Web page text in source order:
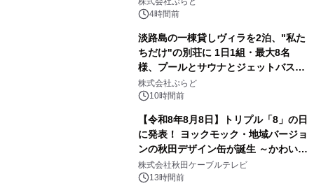
得な素泊まり連泊プランで
4時間前
淡路島の一棟貸しヴィラを2泊、"私た
ちだけ"の別荘に 1日1組・最大8名
様、プールとサウナとジェットバス付
きで Villa Mon Temps AWAJIの連泊
素泊りプラン
株式会社ぷらど
10時間前
【令和8年8月8日】トリプル「8」の日
に発表！ ヨックモック・地域バージョ
ンの秋田デザイン缶が誕生 ～かわいい
秋田犬の子犬と秋田の四季と名所を巡
るパッケージ～ 9月1日(火)秋田県内で
株式会社秋田ケーブルテレビ
13時間前